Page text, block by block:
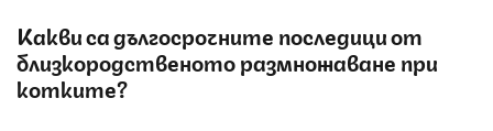
Какви са дългосрочните последици от
близкородственото размножаване при
котките?